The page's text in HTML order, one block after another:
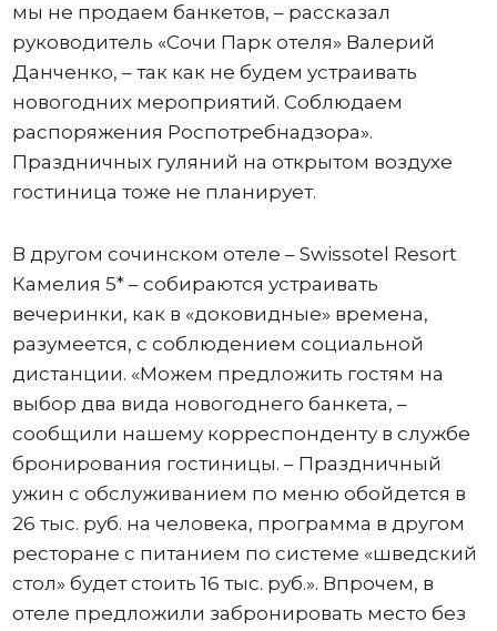
мы не продаем банкетов, – рассказал
руководитель «Сочи Парк отеля» Валерий
Данченко, – так как не будем устраивать
новогодних мероприятий. Соблюдаем
распоряжения Роспотребнадзора».
Праздничных гуляний на открытом воздухе
гостиница тоже не планирует.
В другом сочинском отеле – Swissotel Resort
Камелия 5* – собираются устраивать
вечеринки, как в «доковидные» времена,
разумеется, с соблюдением социальной
дистанции. «Можем предложить гостям на
выбор два вида новогоднего банкета, –
сообщили нашему корреспонденту в службе
бронирования гостиницы. – Праздничный
ужин с обслуживанием по меню обойдется в
26 тыс. руб. на человека, программа в другом
ресторане с питанием по системе «шведский
стол» будет стоить 16 тыс. руб.». Впрочем, в
отеле предложили забронировать место без